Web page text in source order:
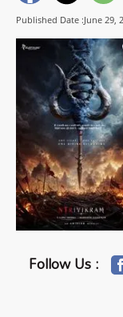
Published Date :June 29,
Follow Us :